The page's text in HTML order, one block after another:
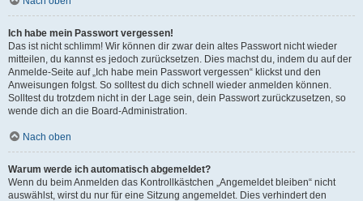
Ich habe mein Passwort vergessen!
Das ist nicht schlimm! Wir können dir zwar dein altes Passwort nicht wieder
mitteilen, du kannst es jedoch zurücksetzen. Dies machst du, indem du auf der
Anmelde-Seite auf „Ich habe mein Passwort vergessen“ klickst und den
Anweisungen folgst. So solltest du dich schnell wieder anmelden können.
Solltest du trotzdem nicht in der Lage sein, dein Passwort zurückzusetzen, so
wende dich an die Board-Administration.
Nach oben
Warum werde ich automatisch abgemeldet?
Wenn du beim Anmelden das Kontrollkästchen „Angemeldet bleiben“ nicht
auswählst, wirst du nur für eine Sitzung angemeldet. Dies verhindert den